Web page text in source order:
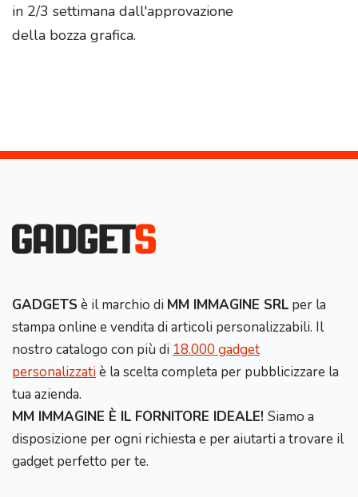
in 2/3 settimana dall'approvazione
della bozza grafica.
GADGETS è il marchio di MM IMMAGINE SRL per la
stampa online e vendita di articoli personalizzabili. Il
nostro catalogo con più di 18.000 gadget
personalizzatiè la scelta completa per pubblicizzare la
tua azienda.
MM IMMAGINE È IL FORNITORE IDEALE! Siamo a
disposizione per ogni richiesta e per aiutarti a trovare il
gadget perfetto per te.